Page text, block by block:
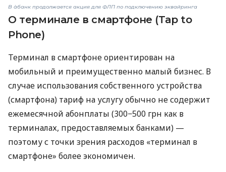
В àбанк продолжается акция для ФЛП по подключению эквайринга
О терминале в смартфоне (Tap to
Phone)
Терминал в смартфоне ориентирован на
мобильный и преимущественно малый бизнес. В
случае использования собственного устройства
(смартфона) тариф на услугу обычно не содержит
ежемесячной абонплаты (300−500 грн как в
терминалах, предоставляемых банками) —
поэтому с точки зрения расходов «терминал в
смартфоне» более экономичен.